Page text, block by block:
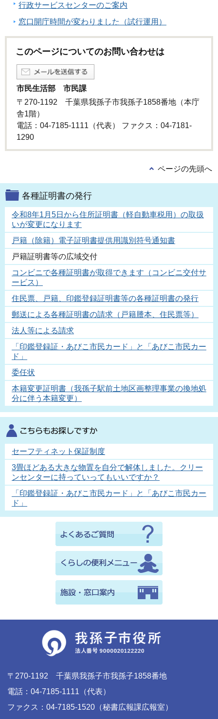
行政サービスセンターのご案内
窓口開庁時間が変わりました（試行運用）
このページについてのお問い合わせは
市民生活部 市民課
〒270-1192 千葉県我孫子市我孫子1858番地（本庁
舎1階）
電話：04-7185-1111（代表） ファクス：04-7181-
1290
ページの先頭へ
各種証明書の発行
令和8年1月5日から住所証明書（軽自動車税用）の取扱
いが変更になります
戸籍（除籍）電子証明書提供用識別符号通知書
戸籍証明書等の広域交付
コンビニで各種証明書が取得できます（コンビニ交付サ
ービス）
住民票、戸籍、印鑑登録証明書等の各種証明書の発行
郵送による各種証明書の請求（戸籍謄本、住民票等）
法人等による請求
「印鑑登録証・あびこ市民カード」と「あびこ市民カー
ド」
委任状
本籍変更証明書（我孫子駅前土地区画整理事業の換地処
分に伴う本籍変更）
セーフティネット保証制度
3畳ほどある大きな物置を自分で解体しました。クリー
ンセンターに持っていってもいいですか？
「印鑑登録証・あびこ市民カード」と「あびこ市民カー
ド」
〒270-1192 千葉県我孫子市我孫子1858番地
電話：04-7185-1111（代表）
ファクス：04-7185-1520（秘書広報課広報室）